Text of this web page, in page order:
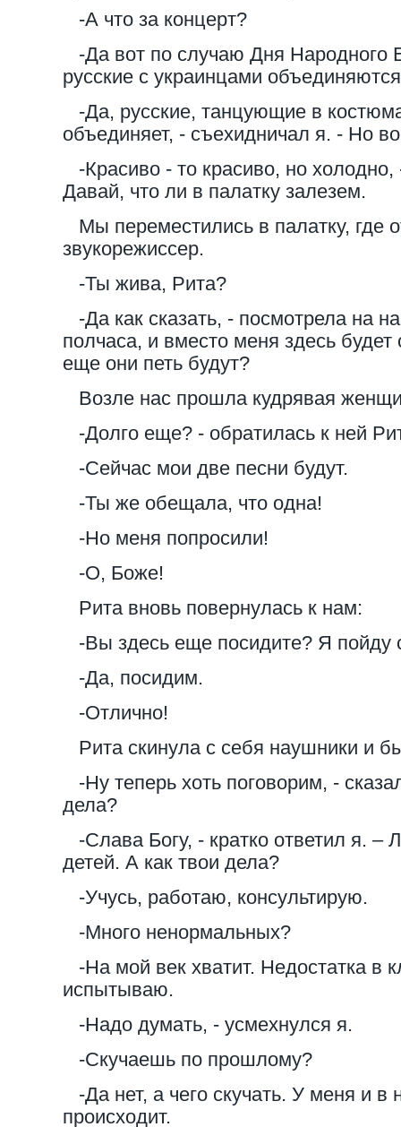
-А что за концерт?
-Да вот по случаю Дня Народного
русские с украинцами
-Да, русские, танцующие в
объединяет, - съехидничал я. - Но
-Красиво - то красиво, но
Давай, что ли в палатку залезем.
Мы переместились в палатку, где
звукорежиссер.
-Ты жива, Рита?
-Да как сказать, - посмотрела на
полчаса, и вместо меня здесь
еще они петь будут?
Возле нас прошла кудрявая
-Долго еще? - обратилась к ней
-Сейчас мои две песни будут.
-Ты же обещала, что одна!
-Но меня попросили!
-О, Боже!
Рита вновь повернулась к нам:
-Вы здесь еще посидите? Я пойду
-Да, посидим.
-Отлично!
Рита скинула с себя наушники и
-Ну теперь хоть поговорим, -
дела?
-Слава Богу, - кратко ответил я.
детей. А как твои дела?
-Учусь, работаю, консультирую.
-Много ненормальных?
-На мой век хватит. Недостатка в
испытываю.
-Надо думать, - усмехнулся я.
-Скучаешь по прошлому?
-Да нет, а чего скучать. У меня и в
происходит.